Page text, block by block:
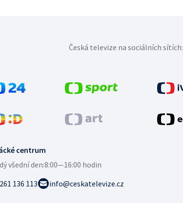
centrum
všední den:8:00—16:00 hodin
261 136 113
info@ceskatelevize.cz
Česká televize na sociálních sítích: